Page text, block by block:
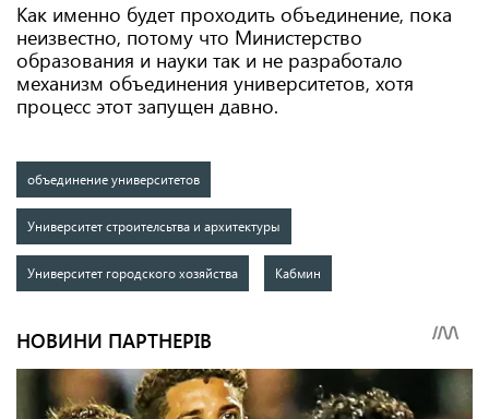
Как именно будет проходить объединение, пока
неизвестно, потому что Министерство
образования и науки так и не разработало
механизм объединения университетов, хотя
процесс этот запущен давно.
объединение университетов
Университет строителсьтва и архитектуры
Университет городского хозяйства Кабмин